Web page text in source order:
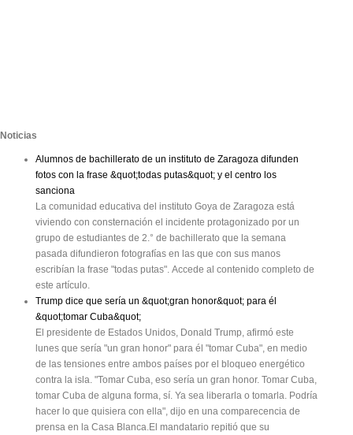
Noticias
Alumnos de bachillerato de un instituto de Zaragoza difunden
fotos con la frase &quot;todas putas&quot; y el centro los
sanciona
La comunidad educativa del instituto Goya de Zaragoza está
viviendo con consternación el incidente protagonizado por un
grupo de estudiantes de 2.° de bachillerato que la semana
pasada difundieron fotografías en las que con sus manos
escribían la frase "todas putas". Accede al contenido completo de
este artículo.
Trump dice que sería un &quot;gran honor&quot; para él
&quot;tomar Cuba&quot;
El presidente de Estados Unidos, Donald Trump, afirmó este
lunes que sería "un gran honor" para él "tomar Cuba", en medio
de las tensiones entre ambos países por el bloqueo energético
contra la isla. "Tomar Cuba, eso sería un gran honor. Tomar Cuba,
tomar Cuba de alguna forma, sí. Ya sea liberarla o tomarla. Podría
hacer lo que quisiera con ella", dijo en una comparecencia de
prensa en la Casa Blanca.El mandatario repitió que su